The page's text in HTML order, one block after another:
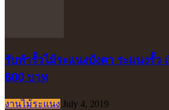
รับทำรั้วไม้ระแนงบังตา ระแนงรั้ว
800 บาท
งานไม้ระแนง July 4, 2019